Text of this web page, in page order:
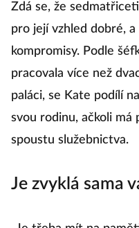
Zdá se, že
pro její vzhled dobré,
kompromisy. Podle
pracovala více než
paláci, se Kate podílí
svou rodinu, ačkoli má
spoustu služebnictva.
Je zvyklá sama